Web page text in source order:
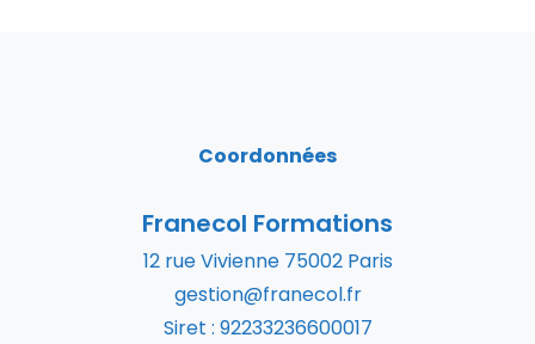
Coordonnées
Franecol Formations
12 rue Vivienne 75002 Paris
gestion@franecol.fr
Siret : 92233236600017